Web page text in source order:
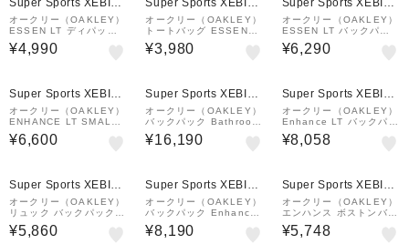
Super Sports XEBIO
&mall店
オークリー（OAKLEY）
ESSEN LT ディパック
M FOS901827-83C 23
L 撥水
¥4,990
Super Sports XEBIO
&mall店
オークリー（OAKLEY）
トートバッグ ESSENTI
AL ベージュ 35L FOS9
02192-7GW トート サ
¥3,980
Super Sports XEBIO
&mall店
オークリー（OAKLEY）
ESSEN LT バックパッ
ク M FOS901843-22Y
¥6,290
Super Sports XEBIO
&mall店
オークリー（OAKLEY）
ENHANCE LT SMALL
トートバッグ FOS9022
68-022
¥6,600
Super Sports XEBIO
&mall店
オークリー（OAKLEY）
バックパック Bathroom
Sink Rc カーキ 21L FO
S901477-7CE リュック
¥16,190
Super Sports XEBIO
&mall店
オークリー（OAKLEY）
Enhance LT バックパッ
ク L 9.0 Fw 35L 黒 35
L FOS902149-081 ボ
¥8,058
Super Sports XEBIO
&mall店
オークリー（OAKLEY）
リュック バックパック E
nhance Sling 9.0 グレ
ー 10L FOS901983-27
¥5,860
Super Sports XEBIO
&mall店
オークリー（OAKLEY）
バックパック Enhance
LT Boxpack Xl 8.0 Fw
グレー 40L FOS90184
¥8,190
Super Sports XEBIO
&mall店
オークリー（OAKLEY）
エンハンス ボストンバッ
グ L 8.0 FOS901839-0
2E 60L 黒 旅行 防災
¥5,748